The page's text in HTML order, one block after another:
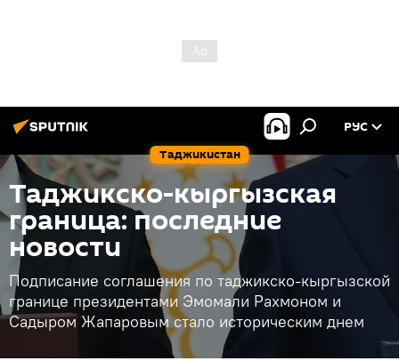
Таджикистан
РУС
Таджикско-кыргызская
граница: последние
новости
Подписание соглашения по таджикско-кыргызской
границе президентами Эмомали Рахмоном и
Садыром Жапаровым стало историческим днем